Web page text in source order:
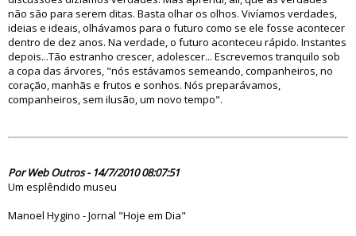
não são para serem ditas. Basta olhar os olhos. Vivíamos verdades,
ideias e ideais, olhávamos para o futuro como se ele fosse acontecer
dentro de dez anos. Na verdade, o futuro aconteceu rápido. Instantes
depois...Tão estranho crescer, adolescer... Escrevemos tranquilo sob
a copa das árvores, "nós estávamos semeando, companheiros, no
coração, manhãs e frutos e sonhos. Nós preparávamos,
companheiros, sem ilusão, um novo tempo".
Por Web Outros - 14/7/2010 08:07:51
Um esplêndido museu
Manoel Hygino - Jornal "Hoje em Dia"